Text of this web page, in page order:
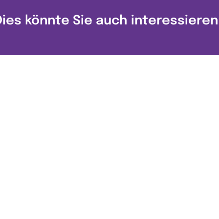
könnte Sie auch interessieren